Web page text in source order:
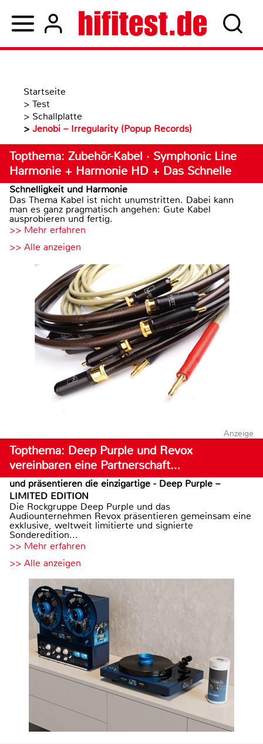
Startseite
> Test
> Schallplatte
> Jenobi – Irregularity (Popup Records)
Topthema: Zubehör-Kabel · Symphonic Line
Harmonie + Harmonie HD + Das Schnelle
Schnelligkeit und Harmonie
Das Thema Kabel ist nicht unumstritten. Dabei kann
man es ganz pragmatisch angehen: Gute Kabel
ausprobieren und fertig.
>> Mehr erfahren
>> Alle anzeigen
Anzeige
Topthema: Deep Purple und Revox
vereinbaren eine Partnerschaft…
und präsentieren die einzigartige - Deep Purple –
LIMITED EDITION
Die Rockgruppe Deep Purple und das
Audiounternehmen Revox präsentieren gemeinsam eine
exklusive, weltweit limitierte und signierte
Sonderedition...
>> Mehr erfahren
>> Alle anzeigen